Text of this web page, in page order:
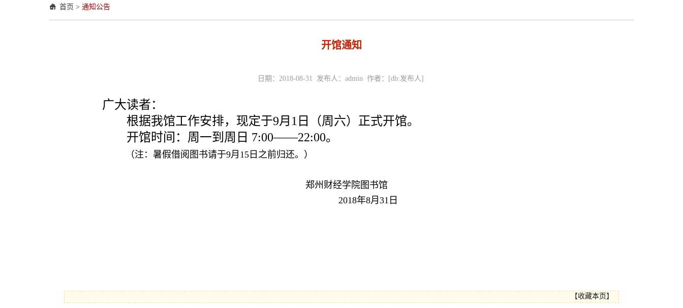
首页 > 通知公告
开馆通知
日期：2018-08-31 发布人：admin 作者：[db:发布人]
广大读者：
根据我馆工作安排，现定于9月1日（周六）正式开馆。
开馆时间：周一到周日 7:00——22:00。
（注：暑假借阅图书请于9月15日之前归还。）
郑州财经学院图书馆
2018年8月31日
【收藏本页 】